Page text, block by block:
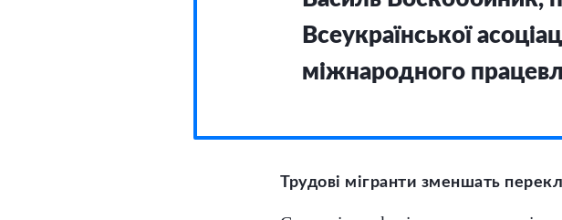
Всеукраїнської
міжнародного
Трудові мігранти зменшать